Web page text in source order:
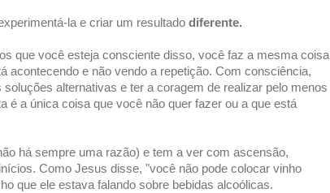
la e criar um resultado diferente.
que você esteja consciente disso, você faz a mesma coisa
acontecendo e não vendo a repetição. Com consciência,
alternativas e ter a coragem de realizar pelo menos
é a única coisa que você não quer fazer ou a que está
há sempre uma razão) e tem a ver com ascensão,
Como Jesus disse, "você não pode colocar vinho
que ele estava falando sobre bebidas alcoólicas.